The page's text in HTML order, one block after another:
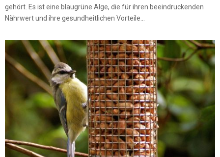
gehört. Es ist eine blaugrüne Alge, die für ihren beeindruckenden
Nährwert und ihre gesundheitlichen Vorteile...